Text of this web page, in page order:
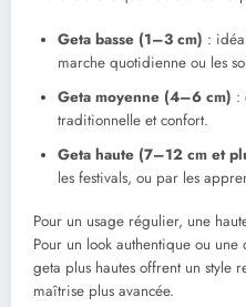
Geta basse (1–3 cm) :
marche quotidienne ou les
Geta moyenne (4–6 cm) :
traditionnelle et confort.
Geta haute (7–12 cm et
les festivals, ou par les
Pour un usage régulier, une
Pour un look authentique ou
geta plus hautes offrent un style
maîtrise plus avancée.